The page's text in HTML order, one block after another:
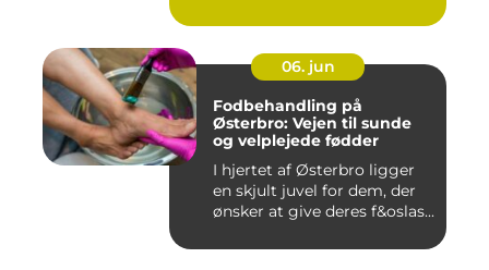
06. jun
Fodbehandling på
Østerbro: Vejen til sunde
og velplejede fødder
I hjertet af Østerbro ligger
en skjult juvel for dem, der
ønsker at give deres f&oslas...